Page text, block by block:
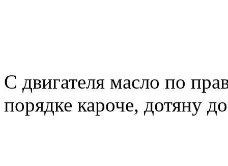
С двигателя масло по
порядке кароче, дотяну